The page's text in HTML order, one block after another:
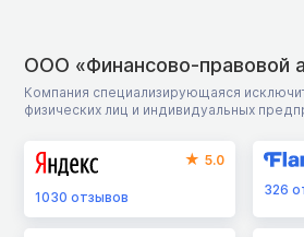
ООО «Финансово-правовой
Компания специализирующаяся
физических лиц и индивидуальных
5.0
1030 отзывов
326